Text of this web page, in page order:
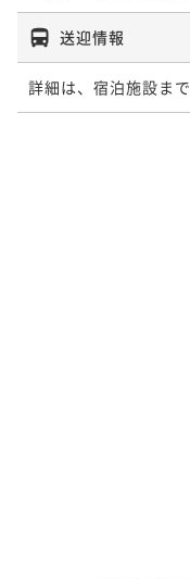
送迎情報
詳細は、宿泊施設ま